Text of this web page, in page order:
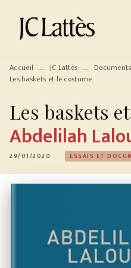
MENU RECHERCHE
PIED DE PAGE
Accueil — JC Lattès — Documents
Les baskets et le costume
Les baskets
Abdelilah
29/01/2020 ESSAIS ET